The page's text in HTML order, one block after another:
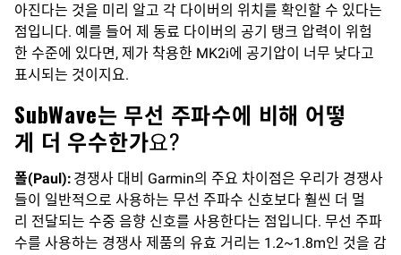
아진다는 것을 미리 알고 각 다이버의 위치를 확인할 수 있다는
점입니다. 예를 들어 제 동료 다이버의 공기 탱크 압력이 위험
한 수준에 있다면, 제가 착용한 MK2i에 공기압이 너무 낮다고
표시되는 것이지요.
SubWave는 무선 주파수에 비해 어떻
게 더 우수한가요?
폴(Paul): 경쟁사 대비 Garmin의 주요 차이점은 우리가 경쟁사
들이 일반적으로 사용하는 무선 주파수 신호보다 훨씬 더 멀
리 전달되는 수중 음향 신호를 사용한다는 점입니다. 무선 주파
수를 사용하는 경쟁사 제품의 유효 거리는 1.2~1.8m인 것을 감